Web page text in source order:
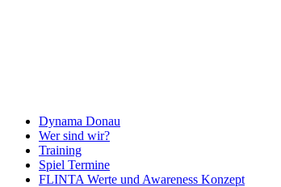
Dynama Donau
Wer sind wir?
Training
Spiel Termine
FLINTA Werte und Awareness Konzept